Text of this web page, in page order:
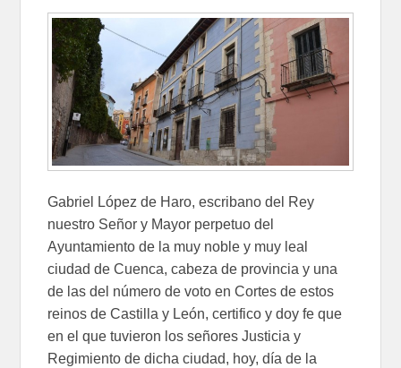
Gabriel López de Haro, escribano del Rey
nuestro Señor y Mayor perpetuo del
Ayuntamiento de la muy noble y muy leal
ciudad de Cuenca, cabeza de provincia y una
de las del número de voto en Cortes de estos
reinos de Castilla y León, certifico y doy fe que
en el que tuvieron los señores Justicia y
Regimiento de dicha ciudad, hoy, día de la